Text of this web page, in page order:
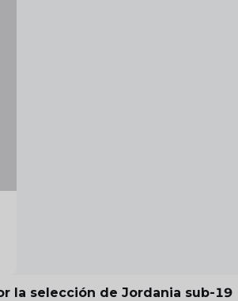
la selección de Jordania sub-19